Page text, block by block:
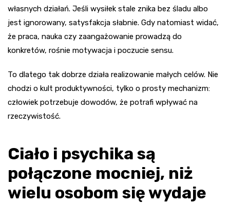
własnych działań. Jeśli wysiłek stale znika bez śladu albo
jest ignorowany, satysfakcja słabnie. Gdy natomiast widać,
że praca, nauka czy zaangażowanie prowadzą do
konkretów, rośnie motywacja i poczucie sensu.
To dlatego tak dobrze działa realizowanie małych celów. Nie
chodzi o kult produktywności, tylko o prosty mechanizm:
człowiek potrzebuje dowodów, że potrafi wpływać na
rzeczywistość.
Ciało i psychika są
połączone mocniej, niż
wielu osobom się wydaje